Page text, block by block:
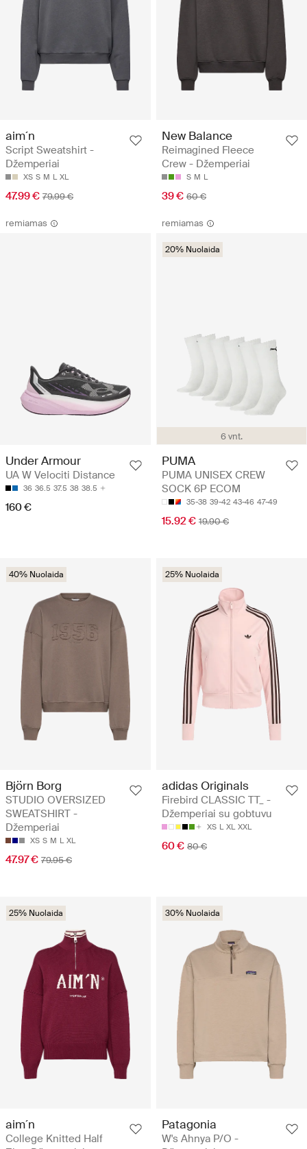
aim´n
Script Sweatshirt -
Džemperiai
XS S M L XL
47.99 € 79.99 €
New Balance
Reimagined Fleece
Crew - Džemperiai
S M L
39 € 60 €
remiamas
Under Armour
UA W Velociti Distance
36 36.5 37.5 38 38.5
160 €
remiamas
6 vnt.
20% Nuolaida
PUMA
PUMA UNISEX CREW
SOCK 6P ECOM
35-38 39-42 43-46 47-49
15.92 € 19.90 €
40% Nuolaida
Björn Borg
STUDIO OVERSIZED
SWEATSHIRT -
Džemperiai
XS S M L XL
47.97 € 79.95 €
25% Nuolaida
adidas Originals
Firebird CLASSIC TT_ -
Džemperiai su gobtuvu
XS L XL XXL
60 € 80 €
25% Nuolaida
aim´n
College Knitted Half
30% Nuolaida
Patagonia
W's Ahnya P/O -